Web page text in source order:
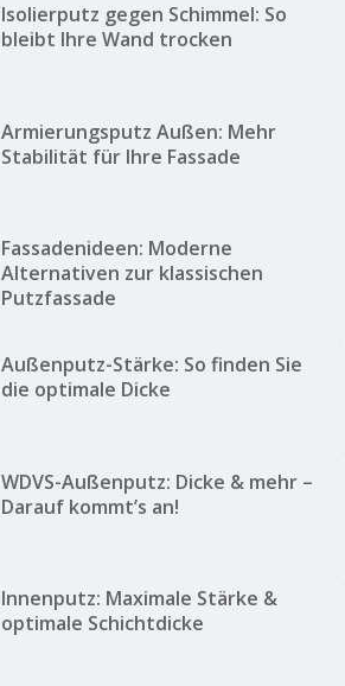
Isolierputz gegen Schimmel: So
bleibt Ihre Wand trocken
Armierungsputz Außen: Mehr
Stabilität für Ihre Fassade
Fassadenideen: Moderne
Alternativen zur klassischen
Putzfassade
Außenputz-Stärke: So finden Sie
die optimale Dicke
WDVS-Außenputz: Dicke & mehr –
Darauf kommt’s an!
Innenputz: Maximale Stärke &
optimale Schichtdicke